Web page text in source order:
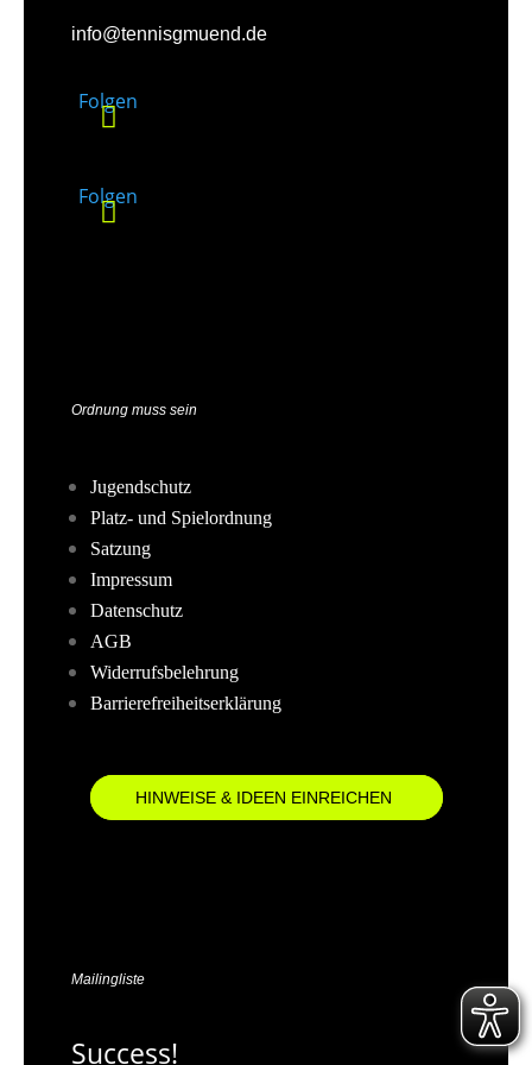
info@tennisgmuend.de
Folgen
Folgen
Ordnung muss sein
Jugendschutz
Platz- und Spielordnung
Satzung
Impressum
Datenschutz
AGB
Widerrufsbelehrung
Barrierefreiheitserklärung
HINWEISE & IDEEN EINREICHEN
Mailingliste
Success!